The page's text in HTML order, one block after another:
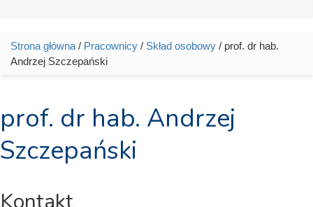
Jesteś tutaj
Strona główna / Pracownicy / Skład osobowy / prof. dr hab.
Andrzej Szczepański
prof. dr hab. Andrzej
Szczepański